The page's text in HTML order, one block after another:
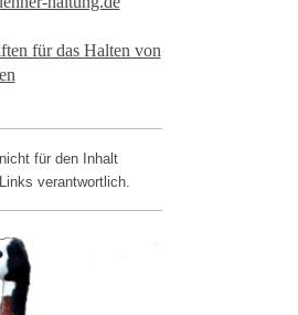
für das Halten von
für den Inhalt
verantwortlich.